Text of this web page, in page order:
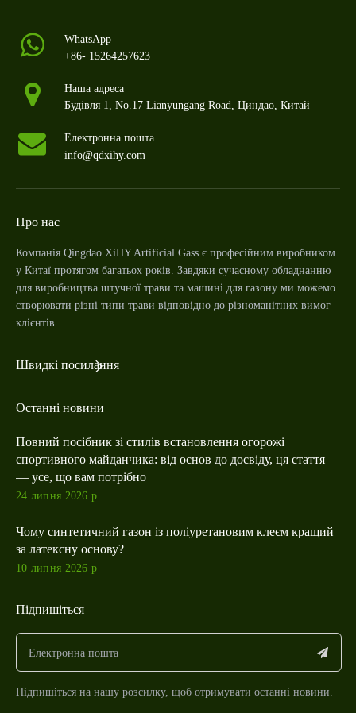
WhatsApp
+86- 15264257623
Наша адреса
Будівля 1, No.17 Lianyungang Road, Циндао, Китай
Електронна пошта
info@qdxihy.com
Про нас
Компанія Qingdao XiHY Artificial Gass є професійним виробником
у Китаї протягом багатьох років. Завдяки сучасному обладнанню
для виробництва штучної трави та машині для газону ми можемо
створювати різні типи трави відповідно до різноманітних вимог
клієнтів.
Швидкі посилання
Останні новини
Повний посібник зі стилів встановлення огорожі
спортивного майданчика: від основ до досвіду, ця стаття
— усе, що вам потрібно
24 липня 2026 р
Чому синтетичний газон із поліуретановим клеєм кращий
за латексну основу?
10 липня 2026 р
Підпишіться
Підпишіться на нашу розсилку, щоб отримувати останні новини.